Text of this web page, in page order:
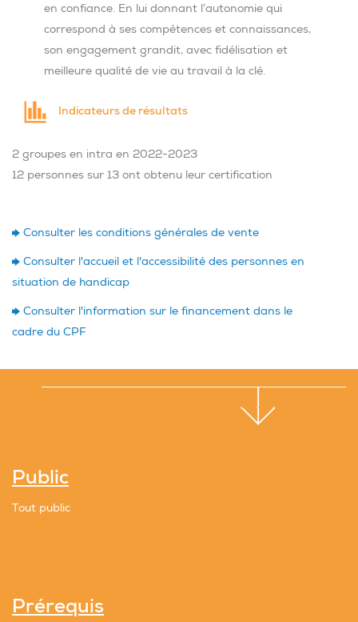
en confiance. En lui donnant l’autonomie qui
correspond à ses compétences et connaissances,
son engagement grandit, avec fidélisation et
meilleure qualité de vie au travail à la clé.
Indicateurs de résultats
2 groupes en intra en 2022-2023
12 personnes sur 13 ont obtenu leur certification
Consulter les conditions générales de vente
Consulter l'accueil et l'accessibilité des personnes en
situation de handicap
Consulter l'information sur le financement dans le
cadre du CPF
Public
Tout public
Prérequis